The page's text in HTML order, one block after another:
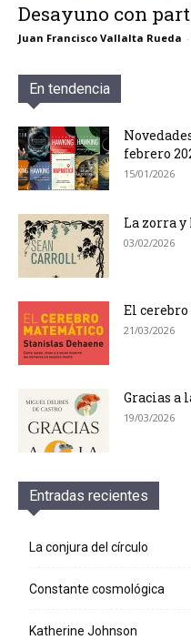
Desayuno con
Juan Francisco Vallalta Rueda -
En tendencia
febrero
15/01/2026
La zorra y
03/02/2026
El
21/03/2026
Gracias a
19/03/2026
Entradas recientes
La conjura del círculo
Constante cosmológica
Katherine Johnson